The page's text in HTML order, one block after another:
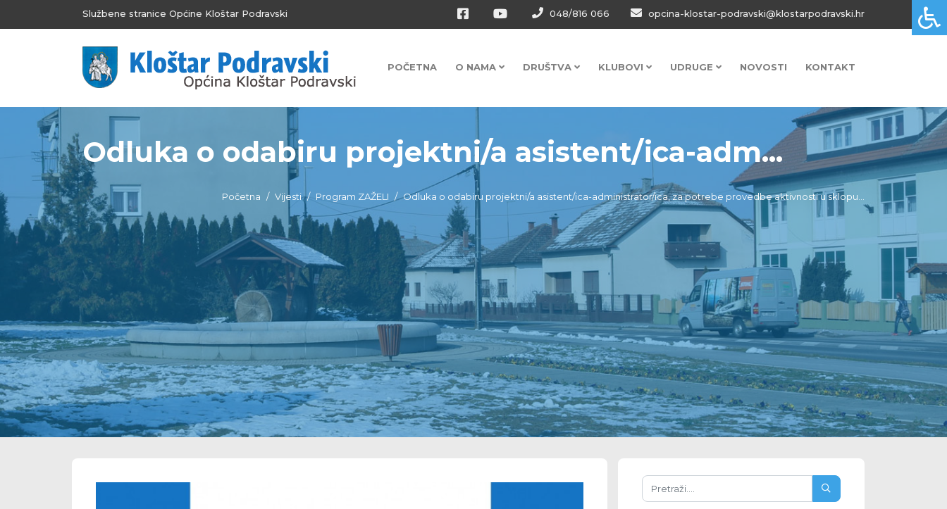
Službene stranice Općine Kloštar Podravski 048/816 066 opcina-klostar-podravski@klostarpodravski.hr
POČETNA O NAMA DRUŠTVA KLUBOVI UDRUGE NOVOSTI KONTAKT
Odluka o odabiru projektni/a asistent/ica-adm...
Početna Vijesti Program ZAŽELI Odluka o odabiru projektni/a asistent/ica-administrator/ica, za potrebe provedbe aktivnosti u sklopu...